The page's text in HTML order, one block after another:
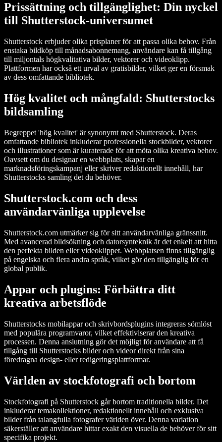
Prissättning och tillgänglighet: Din nyckel
till Shutterstock-universumet
Shutterstock erbjuder olika prisplaner för att passa olika behov. Från
enstaka bildköp till månadsabonnemang, användare kan få tillgång
till miljontals högkvalitativa bilder, vektorer och videoklipp.
Plattformen har också ett urval av gratisbilder, vilket ger en försmak
av dess omfattande bibliotek.
Hög kvalitet och mångfald: Shutterstocks
bildsamling
Begreppet 'hög kvalitet' är synonymt med Shutterstock. Deras
omfattande bibliotek inkluderar professionella stockbilder, vektorer
och illustrationer som är kuraterade för att möta olika kreativa behov.
Oavsett om du designar en webbplats, skapar en
marknadsföringskampanj eller skriver redaktionellt innehåll, har
Shutterstocks samling det du behöver.
Shutterstock.com och dess
användarvänliga upplevelse
Shutterstock.com utmärker sig för sitt användarvänliga gränssnitt.
Med avancerad bildsökning och datorsynteknik är det enkelt att hitta
den perfekta bilden eller videoklippet. Webbplatsen finns tillgänglig
på engelska och flera andra språk, vilket gör den tillgänglig för en
global publik.
Appar och plugins: Förbättra ditt
kreativa arbetsflöde
Shutterstocks mobilappar och skrivbordsplugins integreras sömlöst
med populära programvaror, vilket effektiviserar den kreativa
processen. Denna anslutning gör det möjligt för användare att få
tillgång till Shutterstocks bilder och videor direkt från sina
föredragna design- eller redigeringsplattformar.
Världen av stockfotografi och bortom
Stockfotografi på Shutterstock går bortom traditionella bilder. Det
inkluderar temakollektioner, redaktionellt innehåll och exklusiva
bilder från talangfulla fotografer världen över. Denna variation
säkerställer att användare hittar exakt den visuella de behöver för sitt
specifika projekt.